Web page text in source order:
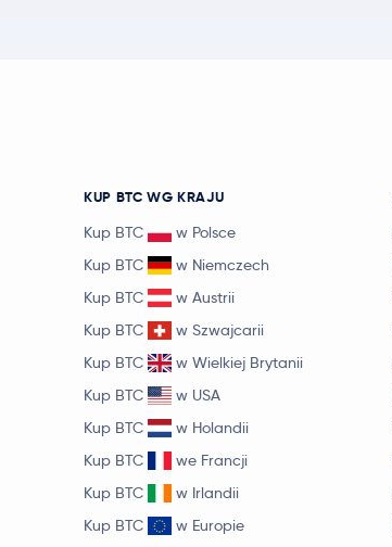
KUP BTC WG KRAJU
Kup BTC
w Polsce
Kup BTC
w Niemczech
Kup BTC
w Austrii
Kup BTC
w Szwajcarii
Kup BTC
w Wielkiej Brytanii
Kup BTC
w USA
Kup BTC
w Holandii
Kup BTC
we Francji
Kup BTC
w Irlandii
Kup BTC
w Europie